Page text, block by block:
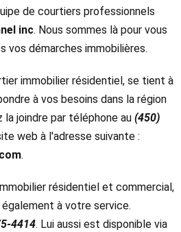
de courtiers professionnels
inc. Nous sommes là pour vous
vos démarches immobilières.
immobilier résidentiel, se tient à
à vos besoins dans la région
la joindre par téléphone au (450)
web à l'adresse suivante :
.
résidentiel et commercial,
à votre service.
4414. Lui aussi est disponible via